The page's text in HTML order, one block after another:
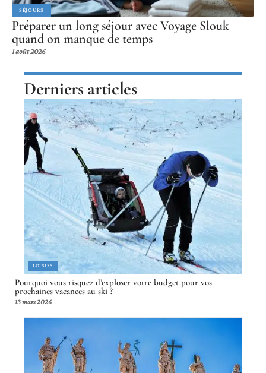
SÉJOURS
Préparer un long séjour avec Voyage Slouk
quand on manque de temps
1 août 2026
Derniers articles
LOISIRS
Pourquoi vous risquez d’exploser votre budget pour vos
prochaines vacances au ski ?
13 mars 2026